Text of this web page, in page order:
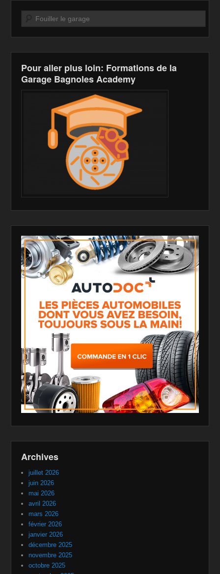
o
o
k
n
W
is
h
Li
st
n
k
Recherche
Pour aller plus loin: Formations de la
Garage Bagnoles Academy
Archives
juillet 2026
juin 2026
mai 2026
avril 2026
mars 2026
février 2026
janvier 2026
décembre 2025
novembre 2025
octobre 2025